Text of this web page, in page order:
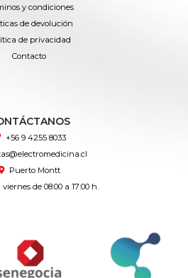
y condiciones
de devolución
de privacidad
Contacto
+56 9 4255 8033
Puerto Montt
de 08:00 a 17:00 h.